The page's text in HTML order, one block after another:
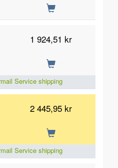
1 924,51 kr
Service shipping
2 445,95 kr
Service shipping